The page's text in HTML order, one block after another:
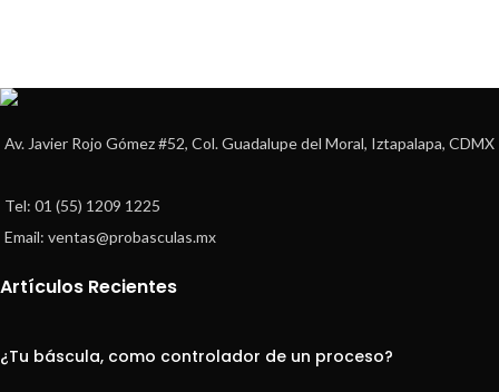
Av. Javier Rojo Gómez #52, Col. Guadalupe del Moral, Iztapalapa, CDMX
Tel: 01 (55) 1209 1225
Email: ventas@probasculas.mx
Artículos Recientes
¿Tu báscula, como controlador de un proceso?